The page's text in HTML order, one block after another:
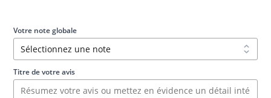
Votre note globale
Titre de votre avis